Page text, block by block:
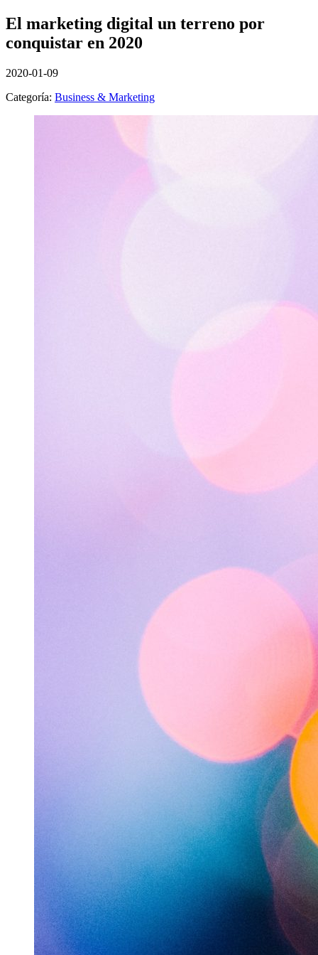
El marketing digital un terreno por
conquistar en 2020
2020-01-09
Categoría: Business & Marketing